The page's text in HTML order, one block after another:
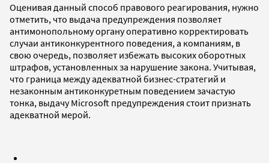
Оценивая данный способ правового реагирования, нужно
отметить, что выдача предупреждения позволяет
антимонопольному органу оперативно корректировать
случаи антиконкурентного поведения, а компаниям, в
свою очередь, позволяет избежать высоких оборотных
штрафов, установленных за нарушение закона. Учитывая,
что граница между адекватной бизнес-стратегий и
незаконным антиконкуретным поведением зачастую
тонка, выдачу Microsoft предупреждения стоит признать
адекватной мерой.